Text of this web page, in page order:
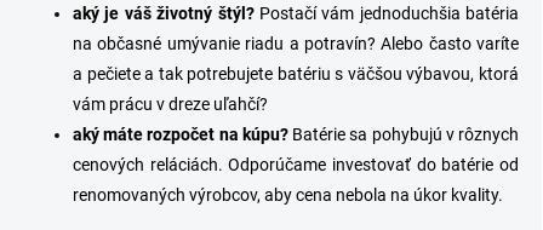
aký je váš životný štýl?Postačí vám jednoduchšia batéria
na občasné umývanie riadu a potravín? Alebo často varíte
a pečiete a tak potrebujete batériu s väčšou výbavou, ktorá
vám prácu v dreze uľahčí?
aký máte rozpočet na kúpu?Batérie sa pohybujú v rôznych
cenových reláciách. Odporúčame investovať do batérie od
renomovaných výrobcov, aby cena nebola na úkor kvality.